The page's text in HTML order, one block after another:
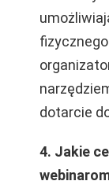
dotarcie
4. Jakie